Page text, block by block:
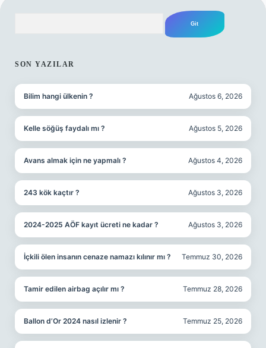
SON YAZILAR
Bilim hangi ülkenin ? Ağustos 6, 2026
Kelle söğüş faydalı mı ? Ağustos 5, 2026
Avans almak için ne yapmalı ? Ağustos 4, 2026
243 kök kaçtır ? Ağustos 3, 2026
2024-2025 AÖF kayıt ücreti ne kadar ? Ağustos 3, 2026
İçkili ölen insanın cenaze namazı kılınır mı ? Temmuz 30, 2026
Tamir edilen airbag açılır mı ? Temmuz 28, 2026
Ballon d’Or 2024 nasıl izlenir ? Temmuz 25, 2026